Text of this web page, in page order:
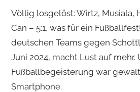
Völlig losgelöst: Wirtz, Musiala,
Can – 5:1, was für ein
deutschen Teams gegen
Juni 2024, macht Lust auf mehr.
Fußballbegeisterung war
Smartphone.